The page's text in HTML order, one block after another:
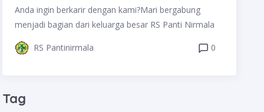
#onlinedoctor&nbsp;#lokermalang&nbsp;#loker&nbsp
;#lowongankerjamalang&nbsp;#lowongankerja&nbsp;
#lokerrspn&nbsp;#lokerrumahsakit&nbsp;#customerc
are&nbsp;#customerservice&nbsp;#lokercustomercar
Anda ingin berkarir dengan kami?Mari bergabung
menjadi bagian dari keluarga besar RS Panti Nirmala
RS Pantinirmala 0
Tag